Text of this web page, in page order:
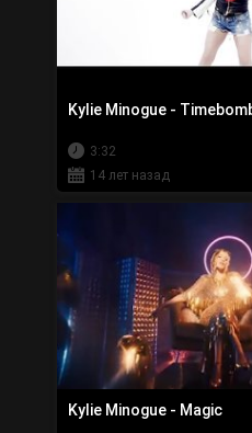
Kylie Minogue -
3:32
14 лет назад
Kylie Minogue - Magic